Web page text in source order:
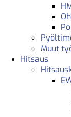
Muut
Hitsaus